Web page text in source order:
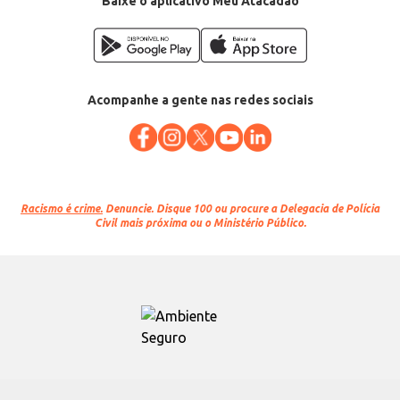
Acompanhe a gente nas redes sociais
Racismo é crime. Denuncie. Disque 100 ou procure a Delegacia de Polícia
Civil mais próxima ou o Ministério Público.